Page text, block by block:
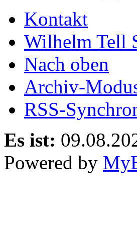
Kontakt
Wilhelm Tell
Nach oben
Archiv-
RSS-
Es ist:
Powered by